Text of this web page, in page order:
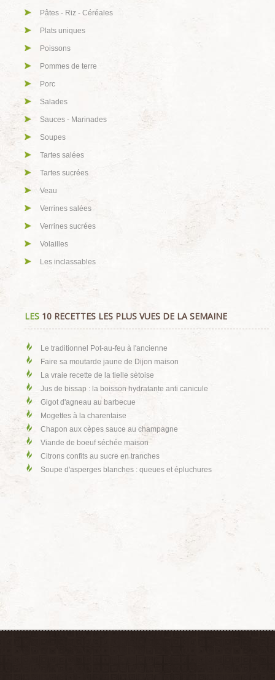
Pâtes - Riz - Céréales
Plats uniques
Poissons
Pommes de terre
Porc
Salades
Sauces - Marinades
Soupes
Tartes salées
Tartes sucrées
Veau
Verrines salées
Verrines sucrées
Volailles
Les inclassables
LES 10 RECETTES LES PLUS VUES DE LA SEMAINE
Le traditionnel Pot-au-feu à l'ancienne
Faire sa moutarde jaune de Dijon maison
La vraie recette de la tielle sètoise
Jus de bissap : la boisson hydratante anti canicule
Gigot d'agneau au barbecue
Mogettes à la charentaise
Chapon aux cèpes sauce au champagne
Viande de boeuf séchée maison
Citrons confits au sucre en tranches
Soupe d'asperges blanches : queues et épluchures